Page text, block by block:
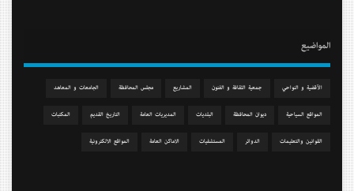
المواضيع
الآقضية و النواحي جمعیة الثقافة و الفنون المشاريع مجلس المحافظة الجامعات و المعاهد
المواقع السياحية دیوان المحافظة البلديات المديريات العامة التاريخ القديم المكتبات
القوانين والتعليمات الدوائر المستشفيات الاماكن العامة المواقع الالكترونية